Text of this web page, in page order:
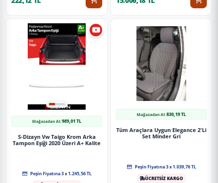
Mağazadan Al:989,01 TL
S-Dizayn Vw Taigo Krom Arka
Tampon Eşiği 2020 Üzeri A+ Kalite
Peşin Fiyatına 3 x 1.245,56 TL
Mağazadan Al:830,19 TL
Tüm Araçlara Uygun Elegance 2'Li
Set Minder Gri
Peşin Fiyatına 3 x 1.039,76 TL
ÜCRETSİZ KARGO